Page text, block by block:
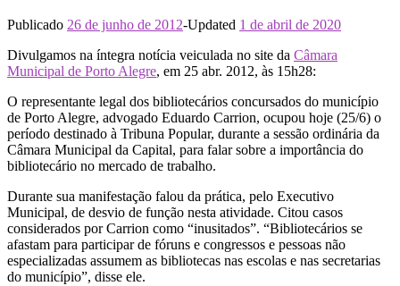
Publicado 26 de junho de 2012-Updated 1 de abril de 2020
Divulgamos na íntegra notícia veiculada no site da Câmara
Municipal de Porto Alegre, em 25 abr. 2012, às 15h28:
O representante legal dos bibliotecários concursados do município
de Porto Alegre, advogado Eduardo Carrion, ocupou hoje (25/6) o
período destinado à Tribuna Popular, durante a sessão ordinária da
Câmara Municipal da Capital, para falar sobre a importância do
bibliotecário no mercado de trabalho.
Durante sua manifestação falou da prática, pelo Executivo
Municipal, de desvio de função nesta atividade. Citou casos
considerados por Carrion como “inusitados”. “Bibliotecários se
afastam para participar de fóruns e congressos e pessoas não
especializadas assumem as bibliotecas nas escolas e nas secretarias
do município”, disse ele.